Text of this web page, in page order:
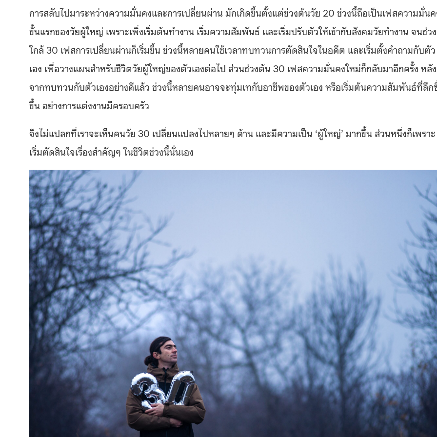
การสลับไปมาระหว่างความมั่นคงและการเปลี่ยนผ่าน มักเกิดขึ้นตั้งแต่ช่วงต้นวัย 20 ช่วงนี้ถือเป็นเฟสความมั่น
ขั้นแรกของวัยผู้ใหญ่ เพราะเพิ่งเริ่มต้นทำงาน เริ่มความสัมพันธ์ และเริ่มปรับตัวให้เข้ากับสังคมวัยทำงาน จนช่วง
ใกล้ 30 เฟสการเปลี่ยนผ่านก็เริ่มขึ้น ช่วงนี้หลายคนใช้เวลาทบทวนการตัดสินใจในอดีต และเริ่มตั้งคำถามกับตัว
เอง เพื่อวางแผนสำหรับชีวิตวัยผู้ใหญ่ของตัวเองต่อไป ส่วนช่วงต้น 30 เฟสความมั่นคงใหม่ก็กลับมาอีกครั้ง หลัง
จากทบทวนกับตัวเองอย่างดีแล้ว ช่วงนี้หลายคนอาจจะทุ่มเทกับอาชีพของตัวเอง หรือเริ่มต้นความสัมพันธ์ที่ลึก
ขึ้น อย่างการแต่งงานมีครอบครัว
จึงไม่แปลกที่เราจะเห็นคนวัย 30 เปลี่ยนแปลงไปหลายๆ ด้าน และมีความเป็น ‘ผู้ใหญ่’ มากขึ้น ส่วนหนึ่งก็เพราะ
เริ่มตัดสินใจเรื่องสำคัญๆ ในชีวิตช่วงนี้นั่นเอง